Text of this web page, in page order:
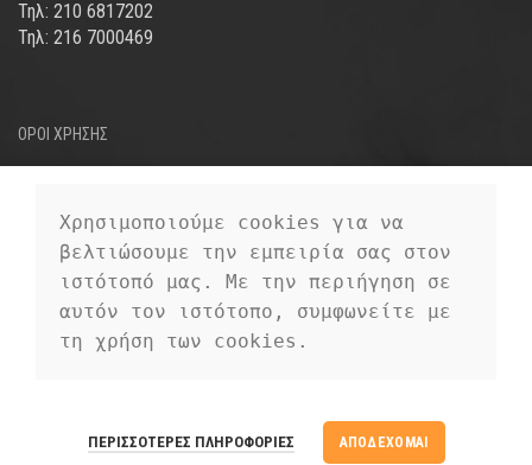
Τηλ: 210 6817202
Τηλ: 216 7000469
ΟΡΟΙ ΧΡΗΣΗΣ
ΤΡΟΠΟΙ ΠΛΗΡΩΜΗΣ
ΠΡΟΣΩΠΙΚΑ ΔΕΔΟΜΕΝΑ
EUROFIGUREPREMIUM E-COMMERCE
SOLUTIONS.
Χρησιμοποιούμε cookies για να
βελτιώσουμε την εμπειρία σας στον
ιστότοπό μας. Με την περιήγηση σε
αυτόν τον ιστότοπο, συμφωνείτε με
τη χρήση των cookies.
ΠΕΡΙΣΣΌΤΕΡΕΣ ΠΛΗΡΟΦΟΡΊΕΣ ΑΠΟΔΈΧΟΜΑΙ